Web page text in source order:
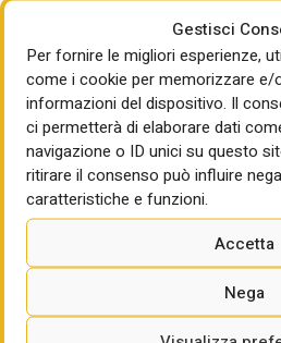
Gestisci
Per fornire le migliori esperienze,
come i cookie per memorizzare e/
informazioni del dispositivo. Il
ci permetterà di elaborare dati
navigazione o ID unici su questo
ritirare il consenso può influire
caratteristiche e funzioni.
Accetta
Nega
della domanda da parte del
il rischio regolatorio (norme o
che comporti la revoca
finanziario derivante dal mancato
per il finanziamento delle attività e
di interesse; il rischio di extra
sottostima del PEF.
Sono invece condivisi con il
per eventi imprevisti,
extra redditività non derivante da
Il criterio di aggiudicazione scelto